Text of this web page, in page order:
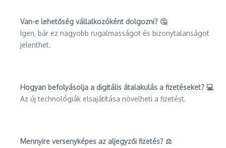
Van-e lehetőség vállalkozóként dolgozni? 🤔
Igen, bár ez nagyobb rugalmasságot és bizonytalanságot
jelenthet.
Hogyan befolyásolja a digitális átalakulás a fizetéseket? 💻
Az új technológiák elsajátítása növelheti a fizetést.
Mennyire versenyképes az aljegyzői fizetés? ⚖️